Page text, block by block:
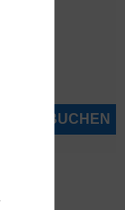
JETZT BUCHEN